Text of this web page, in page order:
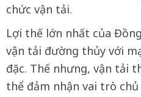
chức vận tải.
Lợi thế lớn nhất của
vận tải đường thủy với
đặc. Thế nhưng, vận tải
thể đảm nhận vai trò